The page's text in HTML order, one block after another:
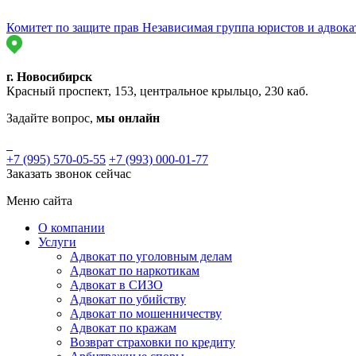
Комитет по защите прав Независимая группа юристов и
г. Новосибирск
Красный проспект, 153, центральное крыльцо, 230 каб.
Задайте вопрос, мы онлайн
+7 (995) 570-05-55 +7 (993) 000-01-77
Заказать звонок сейчас
Меню сайта
О компании
Услуги
Адвокат по уголовным делам
Адвокат по наркотикам
Адвокат в СИЗО
Адвокат по убийству
Адвокат по мошенничеству
Адвокат по кражам
Возврат страховки по кредиту